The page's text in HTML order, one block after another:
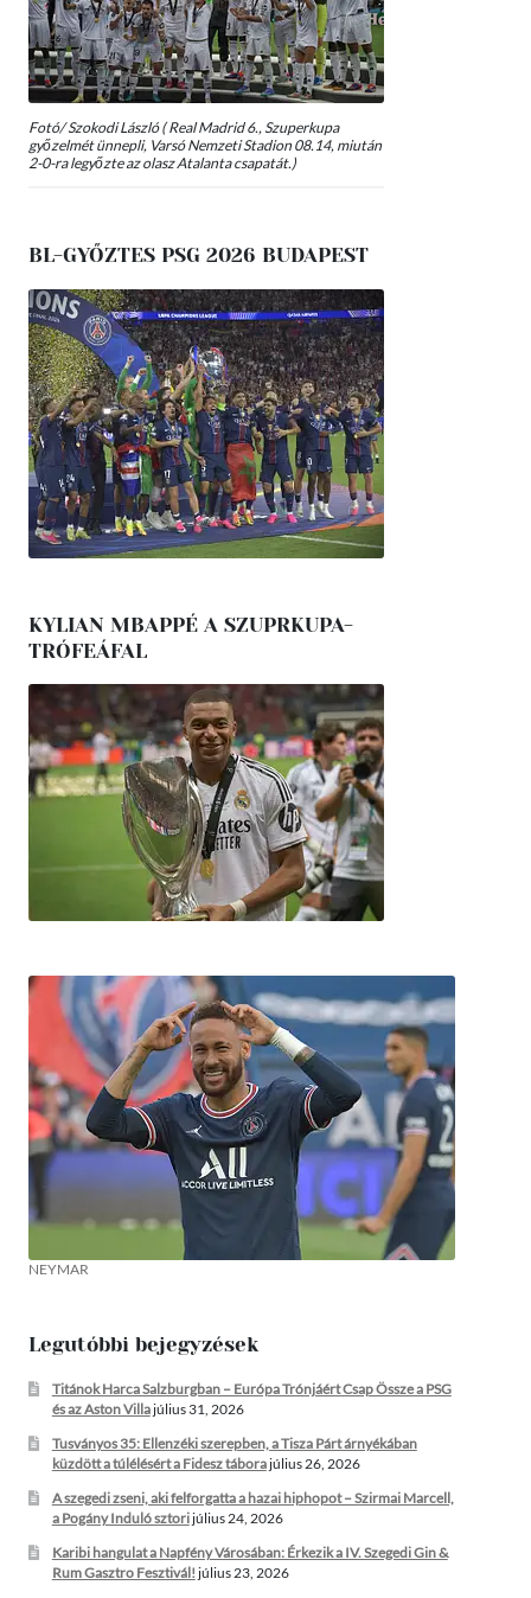
Fotó/ Szokodi László ( Real Madrid 6., Szuperkupa
győzelmét ünnepli, Varsó Nemzeti Stadion 08.14, miután
2-0-ra legyőzte az olasz Atalanta csapatát.)
BL-GYŐZTES PSG 2026 BUDAPEST
KYLIAN MBAPPÉ A SZUPRKUPA-
TRÓFEÁFAL
NEYMAR
Legutóbbi bejegyzések
Titánok Harca Salzburgban – Európa Trónjáért Csap Össze a PSG
és az Aston Villajúlius 31, 2026
Tusványos 35: Ellenzéki szerepben, a Tisza Párt árnyékában
küzdött a túlélésért a Fidesz táborajúlius 26, 2026
A szegedi zseni, aki felforgatta a hazai hiphopot – Szirmai Marcell,
a Pogány Induló sztorijúlius 24, 2026
Karibi hangulat a Napfény Városában: Érkezik a IV. Szegedi Gin &
Rum Gasztro Fesztivál! július 23, 2026